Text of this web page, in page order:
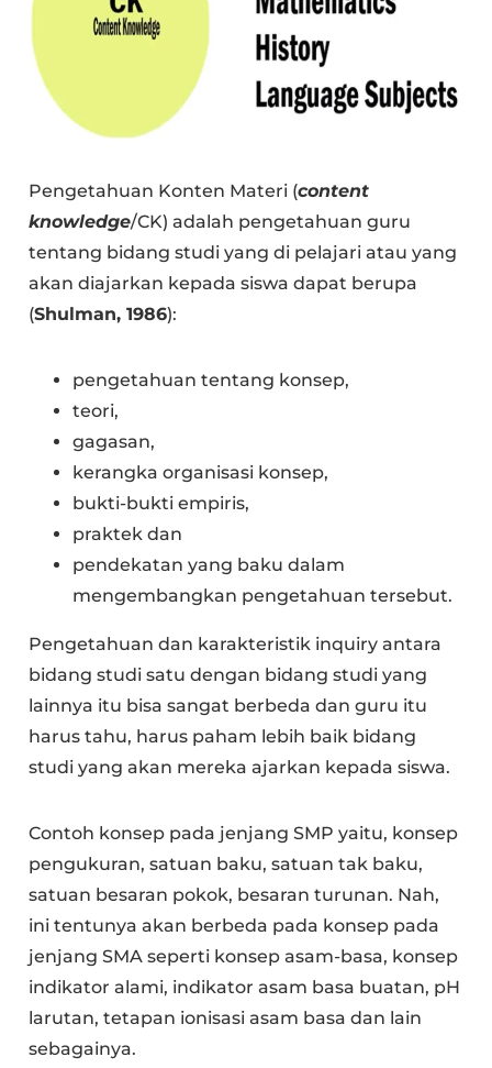
Pengetahuan Konten Materi (content
knowledge/CK) adalah pengetahuan guru
tentang bidang studi yang di pelajari atau yang
akan diajarkan kepada siswa dapat berupa
(Shulman, 1986):
pengetahuan tentang konsep,
teori,
gagasan,
kerangka organisasi konsep,
bukti-bukti empiris,
praktek dan
pendekatan yang baku dalam
mengembangkan pengetahuan tersebut.
Pengetahuan dan karakteristik inquiry antara
bidang studi satu dengan bidang studi yang
lainnya itu bisa sangat berbeda dan guru itu
harus tahu, harus paham lebih baik bidang
studi yang akan mereka ajarkan kepada siswa.
Contoh konsep pada jenjang SMP yaitu, konsep
pengukuran, satuan baku, satuan tak baku,
satuan besaran pokok, besaran turunan. Nah,
ini tentunya akan berbeda pada konsep pada
jenjang SMA seperti konsep asam-basa, konsep
indikator alami, indikator asam basa buatan, pH
larutan, tetapan ionisasi asam basa dan lain
sebagainya.